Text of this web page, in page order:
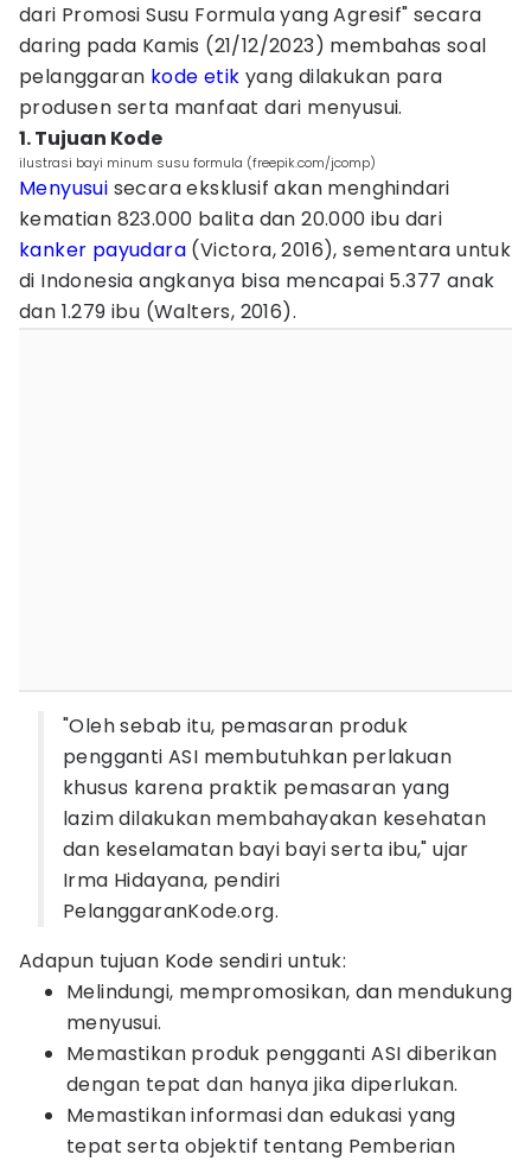
dari Promosi Susu Formula yang Agresif" secara
daring pada Kamis (21/12/2023) membahas soal
pelanggaran kode etik yang dilakukan para
produsen serta manfaat dari menyusui.
1. Tujuan Kode
ilustrasi bayi minum susu formula (freepik.com/jcomp)
Menyusui secara eksklusif akan menghindari
kematian 823.000 balita dan 20.000 ibu dari
kanker payudara (Victora, 2016), sementara untuk
di Indonesia angkanya bisa mencapai 5.377 anak
dan 1.279 ibu (Walters, 2016).
"Oleh sebab itu, pemasaran produk
pengganti ASI membutuhkan perlakuan
khusus karena praktik pemasaran yang
lazim dilakukan membahayakan kesehatan
dan keselamatan bayi bayi serta ibu," ujar
Irma Hidayana, pendiri
PelanggaranKode.org.
Adapun tujuan Kode sendiri untuk:
Melindungi, mempromosikan, dan mendukung
menyusui.
Memastikan produk pengganti ASI diberikan
dengan tepat dan hanya jika diperlukan.
Memastikan informasi dan edukasi yang
tepat serta objektif tentang Pemberian